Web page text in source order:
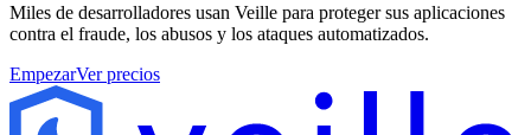
Miles de desarrolladores usan Veille para proteger sus aplicaciones
contra el fraude, los abusos y los ataques automatizados.
EmpezarVer precios